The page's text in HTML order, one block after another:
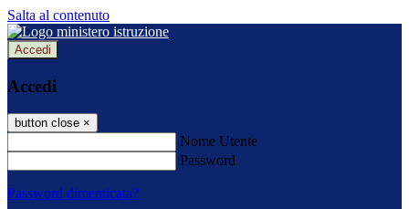
Salta al contenuto
Accedi
Accedi
button close ×
Nome Utente
Password
Password dimenticata?